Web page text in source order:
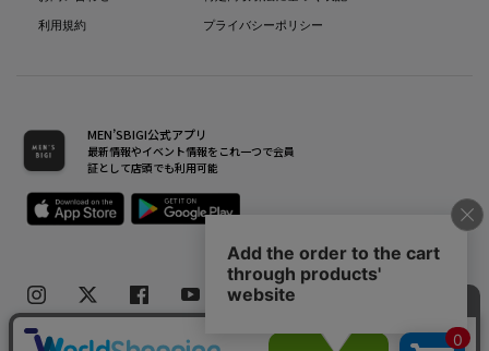
利用規約
プライバシーポリシー
MEN’SBIGI公式アプリ
最新情報やイベント情報をこれ一つで会員
証として店頭でも利用可能